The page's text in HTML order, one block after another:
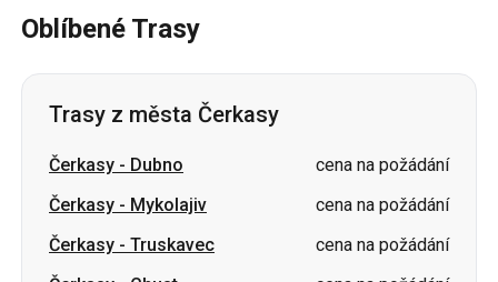
Čerkasy- Truskavec
Čerkasy-Chust
cena na požádání
Čerkasy-Drohobyč
cena na požádání
Čerkasy-Stryj
cena na požádání